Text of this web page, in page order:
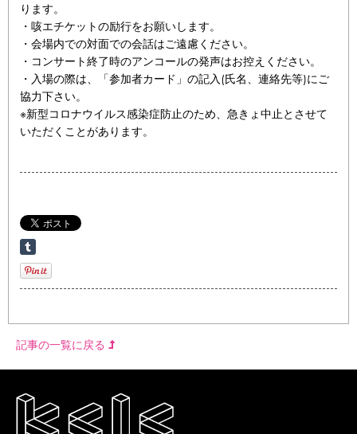
ります。
・咳エチケットの励行をお願いします。
・会場内での対面での会話はご遠慮ください。
・コンサート終了時のアンコールの発声はお控えください。
・入場の際は、「参加者カード」の記入(氏名、連絡先等)にご
協力下さい。
※新型コロナウイルス感染症防止のため、急きょ中止とさせて
いただくことがあります。
記事の一覧に戻る